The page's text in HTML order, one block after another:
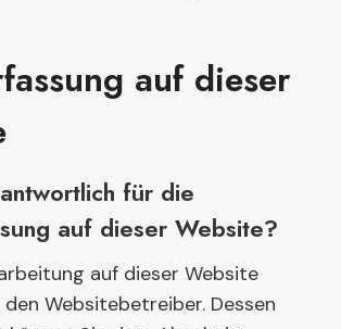
auf dieser
für die
auf dieser Website?
auf dieser Website
Websitebetreiber. Dessen